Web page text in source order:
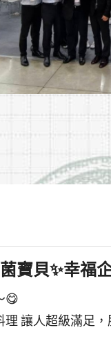
寶貝✨幸福
😋
理 讓人超級滿足